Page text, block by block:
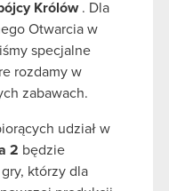
Królów. Dla
Otwarcia w
specjalne
rozdamy w
zabawach.
udział w
2 będzie
którzy dla